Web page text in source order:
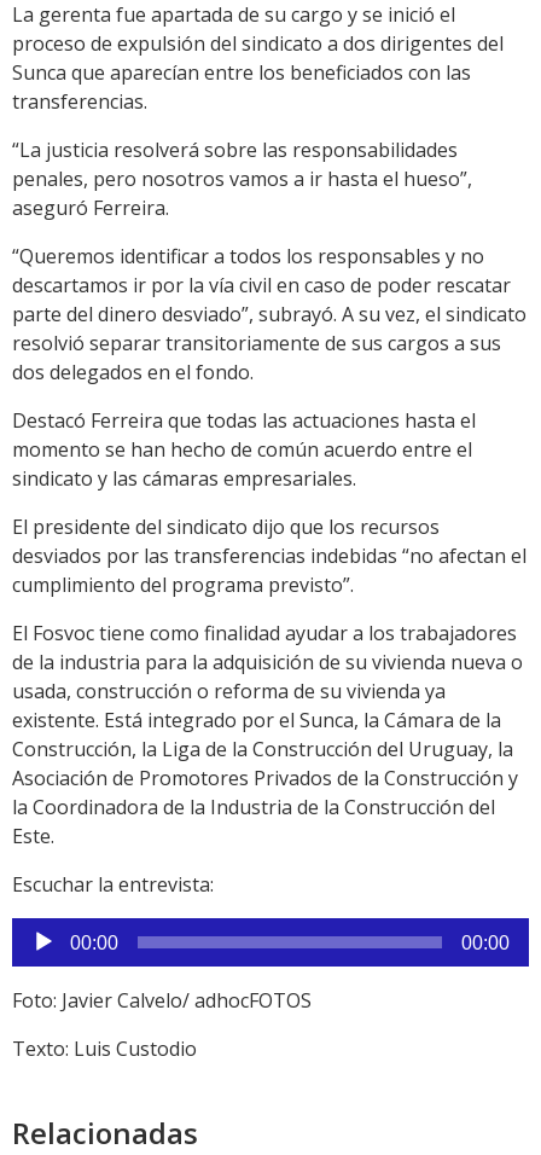
La gerenta fue apartada de su cargo y se inició el
proceso de expulsión del sindicato a dos dirigentes del
Sunca que aparecían entre los beneficiados con las
transferencias.
“La justicia resolverá sobre las responsabilidades
penales, pero nosotros vamos a ir hasta el hueso”,
aseguró Ferreira.
“Queremos identificar a todos los responsables y no
descartamos ir por la vía civil en caso de poder rescatar
parte del dinero desviado”, subrayó. A su vez, el sindicato
resolvió separar transitoriamente de sus cargos a sus
dos delegados en el fondo.
Destacó Ferreira que todas las actuaciones hasta el
momento se han hecho de común acuerdo entre el
sindicato y las cámaras empresariales.
El presidente del sindicato dijo que los recursos
desviados por las transferencias indebidas “no afectan el
cumplimiento del programa previsto”.
El Fosvoc tiene como finalidad ayudar a los trabajadores
de la industria para la adquisición de su vivienda nueva o
usada, construcción o reforma de su vivienda ya
existente. Está integrado por el Sunca, la Cámara de la
Construcción, la Liga de la Construcción del Uruguay, la
Asociación de Promotores Privados de la Construcción y
la Coordinadora de la Industria de la Construcción del
Este.
Escuchar la entrevista:
Reproductor
de
audio
00:00 00:00
Foto: Javier Calvelo/ adhocFOTOS
Texto: Luis Custodio
Relacionadas